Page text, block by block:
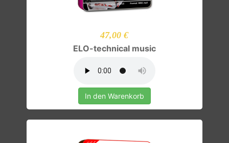
47,00 €
ELO-technical music
In den Warenkorb